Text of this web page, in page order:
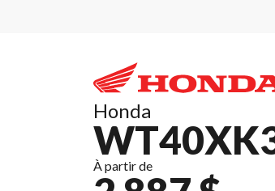
Honda
À partir de